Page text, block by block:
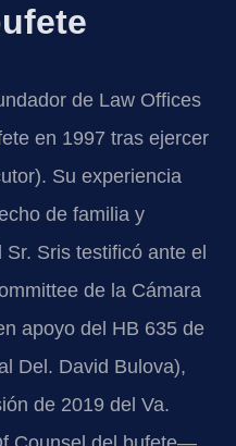
de Law Offices
en 1997 tras ejercer
Su experiencia
de familia y
Sris testificó ante el
de la Cámara
apoyo del HB 635 de
Del. David Bulova),
de 2019 del Va.